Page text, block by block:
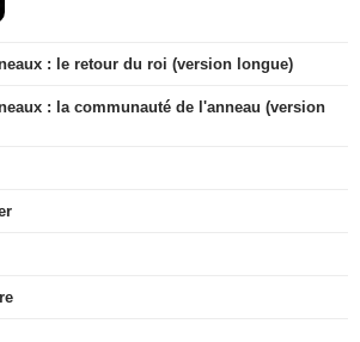
: le retour du roi (version longue)
: la communauté de l'anneau (version